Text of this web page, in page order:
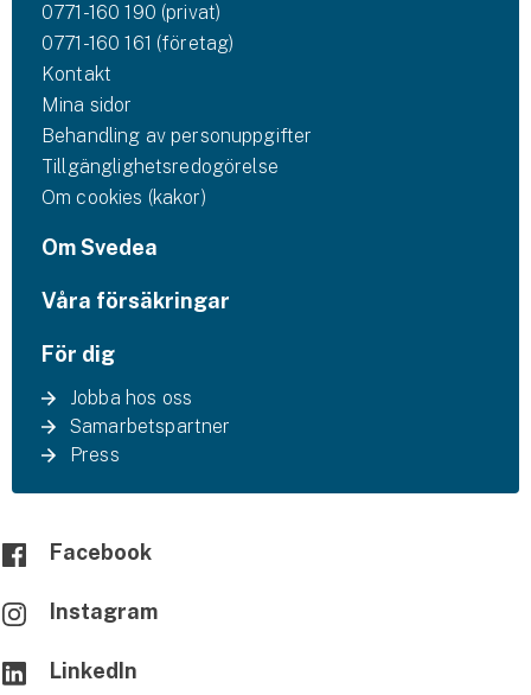
0771-160 190 (privat)
0771-160 161 (företag)
Kontakt
Mina sidor
Behandling av personuppgifter
Tillgänglighetsredogörelse
Om cookies (kakor)
Om Svedea
Våra försäkringar
För dig
Jobba hos oss
Samarbetspartner
Press
Facebook
Instagram
LinkedIn